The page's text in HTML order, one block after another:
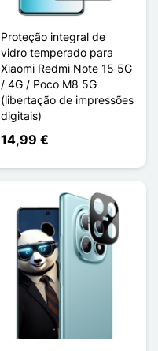
Proteção integral de
vidro temperado para
Xiaomi Redmi Note 15 5G
/ 4G / Poco M8 5G
(libertação de impressões
digitais)
14,99 €